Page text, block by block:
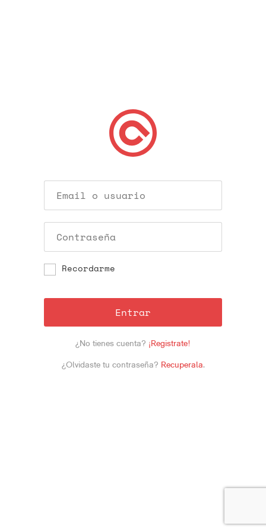
Recordarme
Entrar
¿No tienes cuenta? ¡Registrate!
¿Olvidaste tu contraseña? Recuperala.